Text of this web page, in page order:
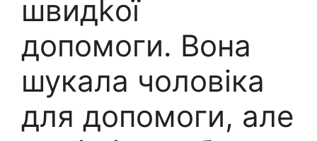
швидkої
допомоги. Вона
шукала чоловіка
для допомоги, але